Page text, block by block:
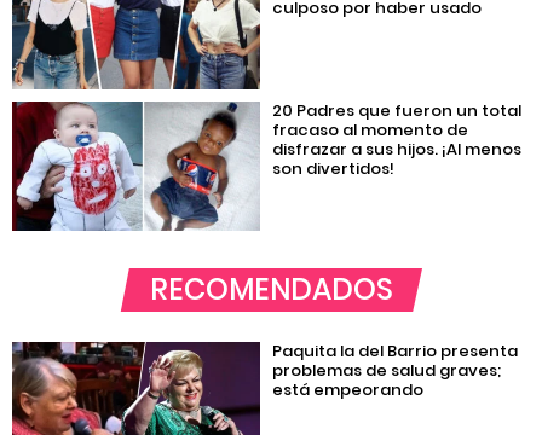
culposo por haber usado
20 Padres que fueron un total
fracaso al momento de
disfrazar a sus hijos. ¡Al menos
son divertidos!
RECOMENDADOS
Paquita la del Barrio presenta
problemas de salud graves;
está empeorando